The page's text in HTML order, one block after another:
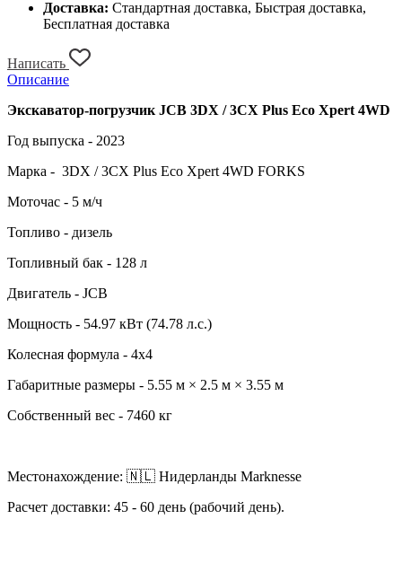
Доставка: Стандартная доставка, Быстрая доставка,
Бесплатная доставка
Написать
Описание
Экскаватор-погрузчик JCB 3DX / 3CX Plus Eco Xpert 4WD
Год выпуска - 2023
Марка - 3DX / 3CX Plus Eco Xpert 4WD FORKS
Моточас - 5 м/ч
Топливо - дизель
Топливный бак - 128 л
Двигатель - JCB
Мощность - 54.97 кВт (74.78 л.с.)
Колесная формула - 4x4
Габаритные размеры - 5.55 м × 2.5 м × 3.55 м
Собственный вес - 7460 кг
Местонахождение: 🇳🇱 Нидерланды Marknesse
Расчет доставки: 45 - 60 день (рабочий день).